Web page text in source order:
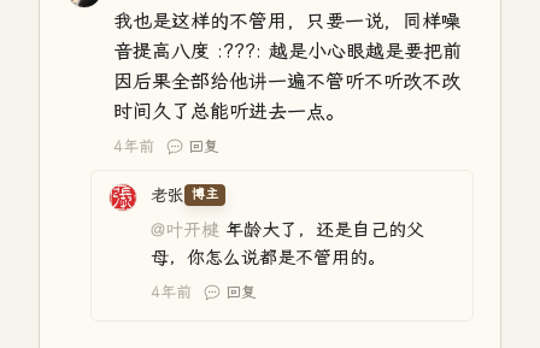
我也是这样的不管用，只要一说，同样噪
音提高八度 :???: 越是小心眼越是要把前
因后果全部给他讲一遍不管听不听改不改
时间久了总能听进去一点。
4年前 回复
老张 博主
@叶开楗 年龄大了，还是自己的父
母，你怎么说都是不管用的。
4年前 回复